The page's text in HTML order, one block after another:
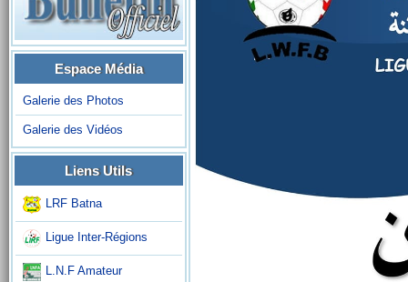
Espace Média
Galerie des Photos
Galerie des Vidéos
Liens Utils
LRF Batna
Ligue Inter-Régions
L.N.F Amateur